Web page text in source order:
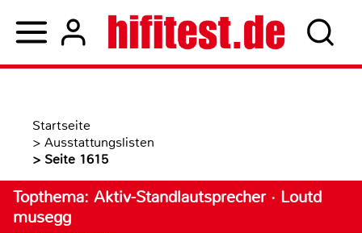
Startseite
> Ausstattungslisten
> Seite 1615
Topthema: Aktiv-Standlautsprecher · Loutd
musegg